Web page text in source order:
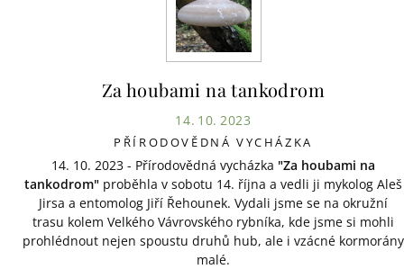
Za houbami na tankodrom
14. 10. 2023
PŘÍRODOVĚDNÁ VYCHÁZKA
14. 10. 2023 - Přírodovědná vycházka "Za houbami na
tankodrom" proběhla v sobotu 14. října a vedli ji mykolog Aleš
Jirsa a entomolog Jiří Řehounek. Vydali jsme se na okružní
trasu kolem Velkého Vávrovského rybníka, kde jsme si mohli
prohlédnout nejen spoustu druhů hub, ale i vzácné kormorány
malé.